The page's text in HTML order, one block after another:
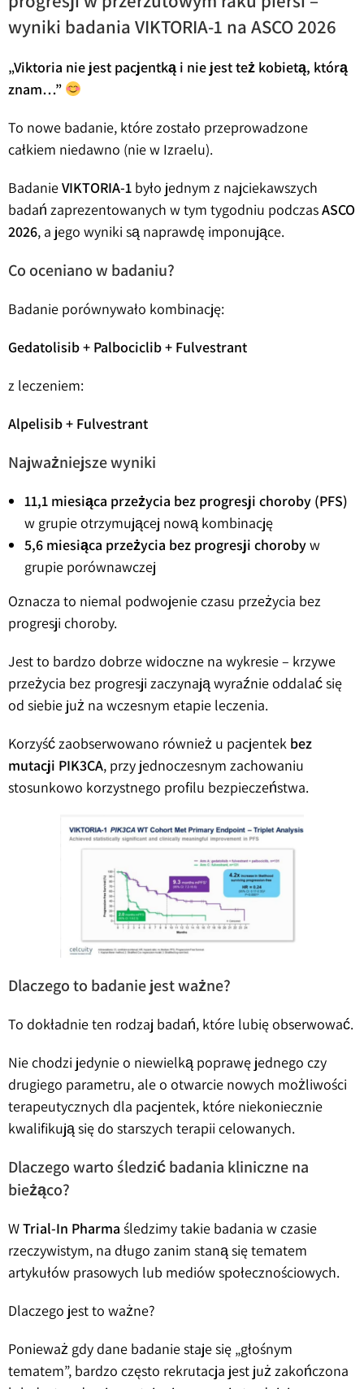
wyniki badania VIKTORIA-1 na ASCO 2026
„Viktoria nie jest pacjentką i nie jest też kobietą, którą
znam…”
To nowe badanie, które zostało przeprowadzone
całkiem niedawno (nie w Izraelu).
BadanieVIKTORIA-1 było jednym z najciekawszych
badań zaprezentowanych w tym tygodniu podczasASCO
2026, a jego wyniki są naprawdę imponujące.
Co oceniano w badaniu?
Badanie porównywało kombinację:
Gedatolisib + Palbociclib + Fulvestrant
z leczeniem:
Alpelisib + Fulvestrant
Najważniejsze wyniki
11,1 miesiąca przeżycia bez progresji choroby (PFS)
w grupie otrzymującej nową kombinację
5,6 miesiąca przeżycia bez progresji chorobyw
grupie porównawczej
Oznacza to niemal podwojenie czasu przeżycia bez
progresji choroby.
Jest to bardzo dobrze widoczne na wykresie – krzywe
przeżycia bez progresji zaczynają wyraźnie oddalać się
od siebie już na wczesnym etapie leczenia.
Korzyść zaobserwowano również u pacjentek bez
mutacji PIK3CA, przy jednoczesnym zachowaniu
stosunkowo korzystnego profilu bezpieczeństwa.
Dlaczego to badanie jest ważne?
To dokładnie ten rodzaj badań, które lubię obserwować.
Nie chodzi jedynie o niewielką poprawę jednego czy
drugiego parametru, ale o otwarcie nowych możliwości
terapeutycznych dla pacjentek, które niekoniecznie
kwalifikują się do starszych terapii celowanych.
Dlaczego warto śledzić badania kliniczne na
bieżąco?
WTrial-In Pharma śledzimy takie badania w czasie
rzeczywistym, na długo zanim staną się tematem
artykułów prasowych lub mediów społecznościowych.
Dlaczego jest to ważne?
Ponieważ gdy dane badanie staje się „głośnym
tematem”, bardzo często rekrutacja jest już zakończona